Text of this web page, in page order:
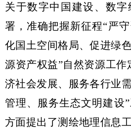
关于数字中国建设、数
署，准确把握新征程“严
化国土空间格局、促进绿
源资产权益”自然资源工作
济社会发展、服务各行业
管理、服务生态文明建设
方面提出了测绘地理信息